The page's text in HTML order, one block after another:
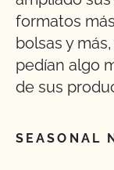
formatos
bolsas y
pedían algo
de sus
SEASONAL